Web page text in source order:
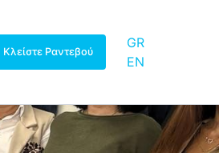
Κλείστε Ραντεβού
GR
EN